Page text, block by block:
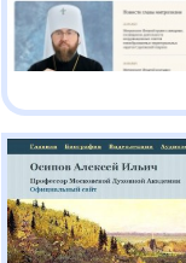
"Душа" №1
"Душа"
декабрь 2025